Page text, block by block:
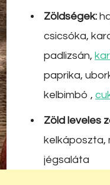
Zöldségek:
csicsóka,
padlizsán,
paprika,
kelbimbó ,
Zöld leveles
kelkáposzta,
jégsaláta